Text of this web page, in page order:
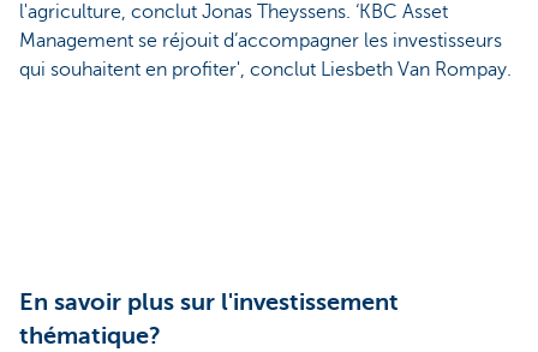
l'agriculture, conclut Jonas Theyssens. ‘KBC Asset
Management se réjouit d’accompagner les investisseurs
qui souhaitent en profiter', conclut Liesbeth Van Rompay.
En savoir plus sur l'investissement
thématique?